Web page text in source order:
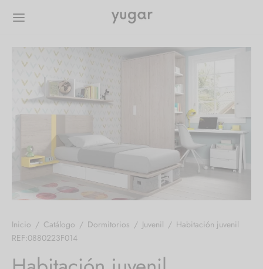
Inicio / Catálogo / Dormitorios / Juvenil / Habitación juvenil
REF:0880223F014